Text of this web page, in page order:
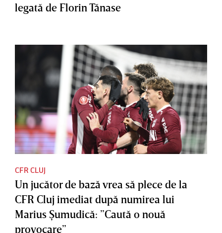
legată de Florin Tănase
CFR CLUJ
Un jucător de bază vrea să plece de la
CFR Cluj imediat după numirea lui
Marius Şumudică: ”Caută o nouă
provocare”